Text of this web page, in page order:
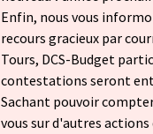
Enfin, nous vous
recours gracieux par
Tours, DCS-Budget
contestations seront
Sachant pouvoir
vous sur d'autres